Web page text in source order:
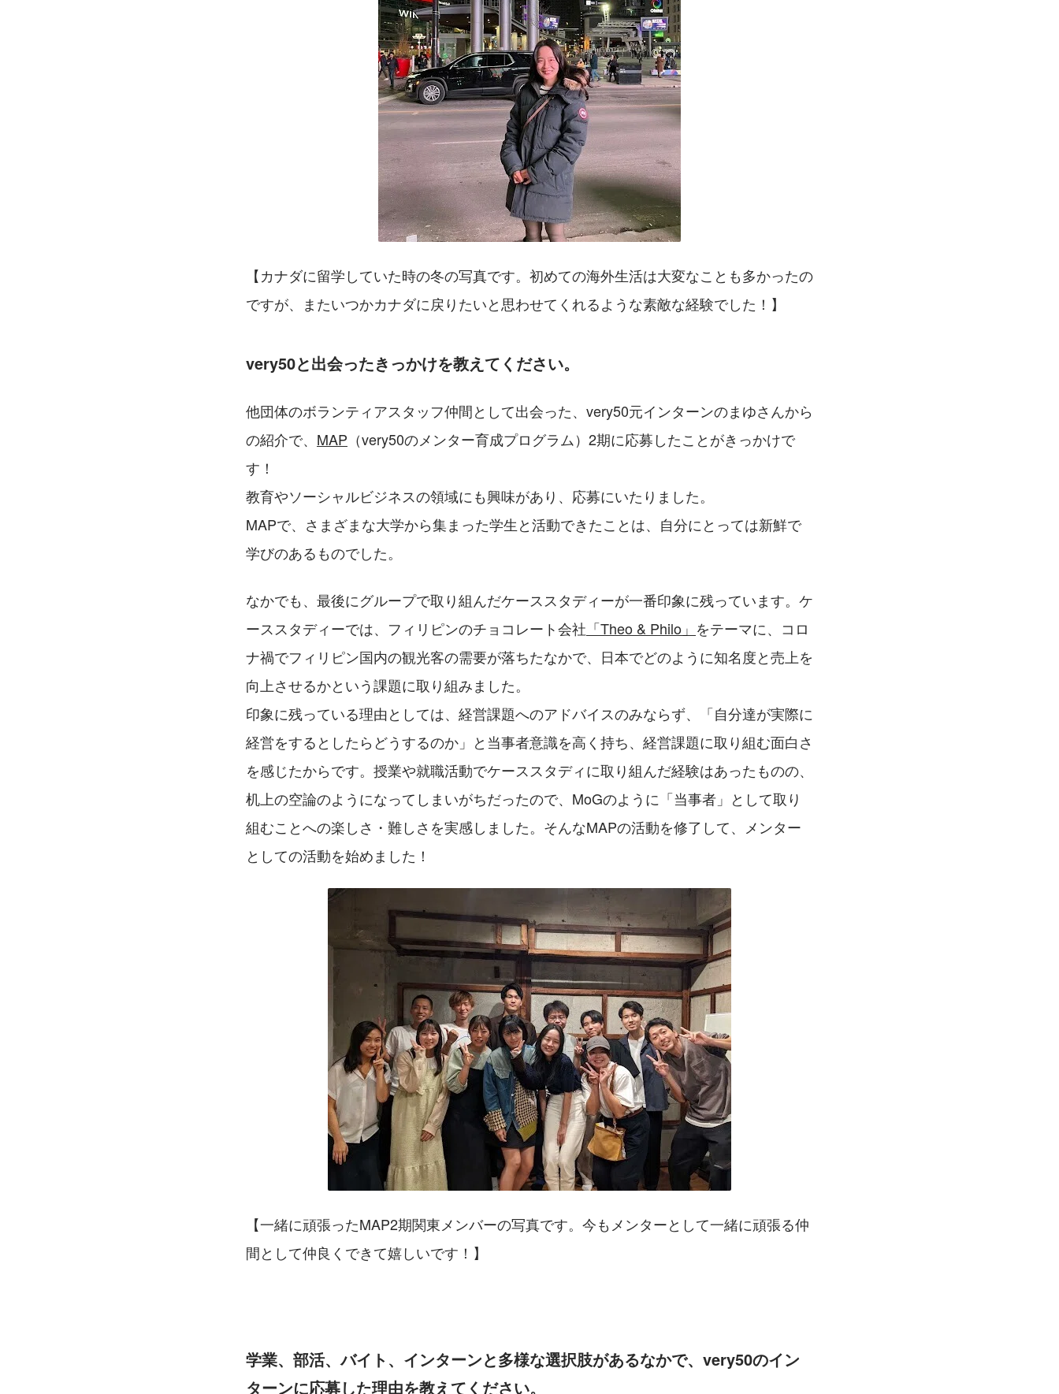
【カナダに留学していた時の冬の写真です。初めての海外生活は大変なことも多かったの
ですが、またいつかカナダに戻りたいと思わせてくれるような素敵な経験でした！】
very50と出会ったきっかけを教えてください。
他団体のボランティアスタッフ仲間として出会った、very50元インターンのまゆさんから
の紹介で、 MAP （very50のメンター育成プログラム）2期に応募したことがきっかけで
す！
教育やソーシャルビジネスの領域にも興味があり、応募にいたりました。
MAPで、さまざまな大学から集まった学生と活動できたことは、自分にとっては新鮮で
学びのあるものでした。
なかでも、最後にグループで取り組んだケーススタディーが一番印象に残っています。ケ
ーススタディーでは、フィリピンのチョコレート会社 「Theo & Philo」 をテーマに、コロ
ナ禍でフィリピン国内の観光客の需要が落ちたなかで、日本でどのように知名度と売上を
向上させるかという課題に取り組みました。
印象に残っている理由としては、経営課題へのアドバイスのみならず、「自分達が実際に
経営をするとしたらどうするのか」と当事者意識を高く持ち、経営課題に取り組む面白さ
を感じたからです。授業や就職活動でケーススタディに取り組んだ経験はあったものの、
机上の空論のようになってしまいがちだったので、MoGのように「当事者」として取り
組むことへの楽しさ・難しさを実感しました。そんなMAPの活動を修了して、メンター
としての活動を始めました！
【一緒に頑張ったMAP2期関東メンバーの写真です。今もメンターとして一緒に頑張る仲
間として仲良くできて嬉しいです！】
学業、部活、バイト、インターンと多様な選択肢があるなかで、very50のイン
ターンに応募した理由を教えてください。